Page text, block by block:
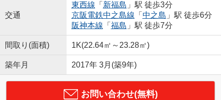
交通
東西線 「 新福島 」駅 徒歩3分
京阪電鉄中之島線 「 中之島 」駅 徒歩6分
阪神本線 「 福島 」駅 徒歩7分
間取り(面積) 1K(22.64㎡～23.28㎡)
築年月 2017年 3月(築9年)
お問い合わせ(無料)